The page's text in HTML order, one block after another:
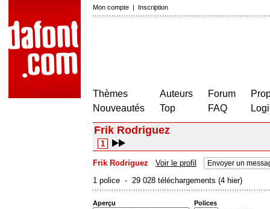
Mon compte | Inscription
Thèmes
Nouveautés
Auteurs
Top
Forum
FAQ
Frik Rodriguez
1
Frik Rodriguez Voir le profil Envoyer un
1 police - 29 028 téléchargements (4 hier)
Aperçu Polices